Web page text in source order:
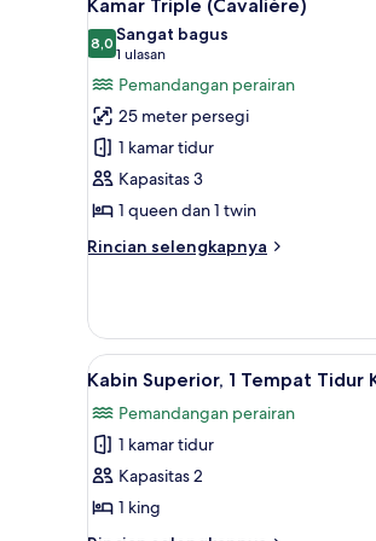
semua
foto
untuk
Kamar
Triple
(Cavalière)
Kamar Triple (Cavalière)
8,08,0 dari 10
Sangat bagus
1 ulasan
(1
ulasan)
Pemandangan perairan
25 meter persegi
1 kamar tidur
Kapasitas 3
1 queen dan 1 twin
Rincian selengkapnya
Rincian
Kamar
Triple
(Cavalière)
Lihat
semua
foto
untuk
Kabin
Superior,
1
Kabin
4
Kabin Superior, 1 Tempat Tidur
Pemandangan perairan
1 kamar tidur
Kapasitas 2
1 king